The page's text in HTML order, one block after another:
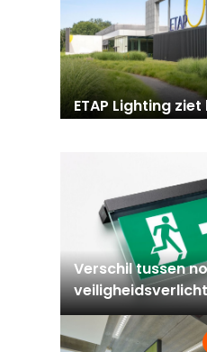
ETAP Lighting
Verschil tussen